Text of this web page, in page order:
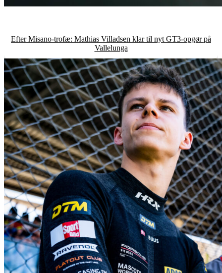
Efter Misano-trofæ: Mathias Villadsen klar til nyt GT3-opgør på
Vallelunga